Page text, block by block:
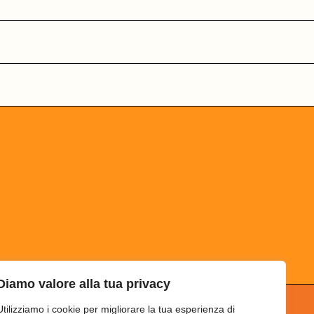
valore alla tua privacy
i cookie per migliorare la tua esperienza di